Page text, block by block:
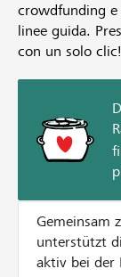
crowdfunding e
linee guida.
con un solo clic!
Gemeinsam zu
unterstützt
aktiv bei der